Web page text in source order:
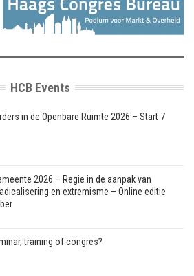
HCB Events
in de Openbare Ruimte 2026 – Start 7
2026 – Regie in de aanpak van
en extremisme – Online editie
training of congres?